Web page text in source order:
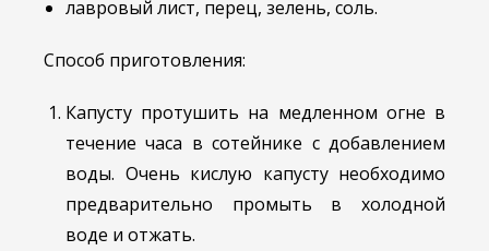
лавровый лист, перец, зелень, соль.
Способ приготовления:
Капусту протушить на медленном огне в
течение часа в сотейнике с добавлением
воды. Очень кислую капусту необходимо
предварительно промыть в холодной
воде и отжать.